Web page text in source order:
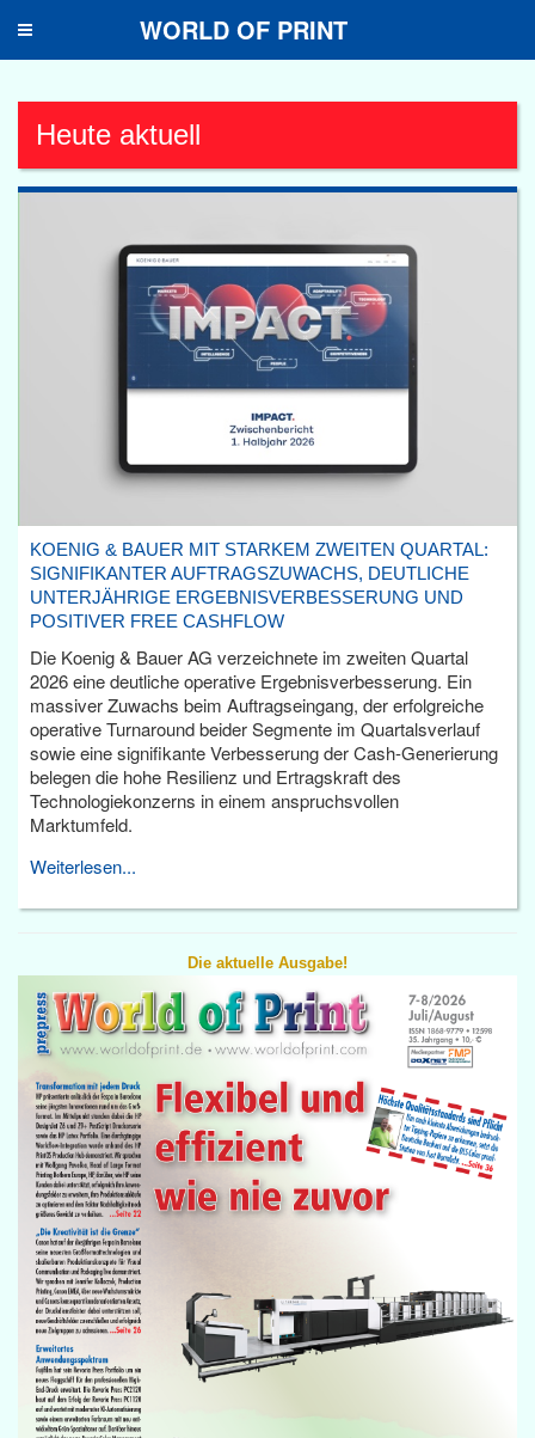
Toggle
WORLD OF PRINT
Heute aktuell
KOENIG & BAUER MIT STARKEM ZWEITEN QUARTAL:
SIGNIFIKANTER AUFTRAGSZUWACHS, DEUTLICHE
UNTERJÄHRIGE ERGEBNISVERBESSERUNG UND
POSITIVER FREE CASHFLOW
Die Koenig & Bauer AG verzeichnete im zweiten Quartal
2026 eine deutliche operative Ergebnisverbesserung. Ein
massiver Zuwachs beim Auftragseingang, der erfolgreiche
operative Turnaround beider Segmente im Quartalsverlauf
sowie eine signifikante Verbesserung der Cash-Generierung
belegen die hohe Resilienz und Ertragskraft des
Technologiekonzerns in einem anspruchsvollen
Marktumfeld.
Weiterlesen...
Die aktuelle Ausgabe!